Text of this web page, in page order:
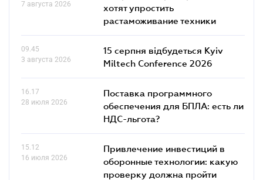
7 августа 2026
хотят упростить
растаможивание техники
09.45
3 августа 2026
15 серпня відбудеться Kyiv
Miltech Conference 2026
16.17
28 июля 2026
Поставка программного
обеспечения для БПЛА: есть ли
НДС-льгота?
15.12
16 июля 2026
Привлечение инвестиций в
оборонные технологии: какую
проверку должна пройти